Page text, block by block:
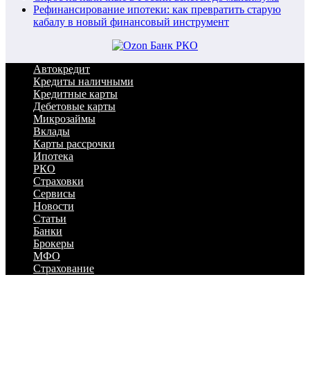
Рефинансирование ипотеки: как превратить старую
кабалу в новый финансовый инструмент
Автокредит
Кредиты наличными
Кредитные карты
Дебетовые карты
Микрозаймы
Вклады
Карты рассрочки
Ипотека
РКО
Страховки
Сервисы
Новости
Статьи
Банки
Брокеры
МФО
Страхование